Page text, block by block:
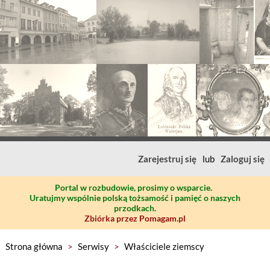
Zarejestruj się lub Zaloguj się
Portal w rozbudowie, prosimy o wsparcie.
Uratujmy wspólnie polską tożsamość i pamięć o naszych
przodkach.
Zbiórka przez Pomagam.pl
Strona główna > Serwisy > Właściciele ziemscy